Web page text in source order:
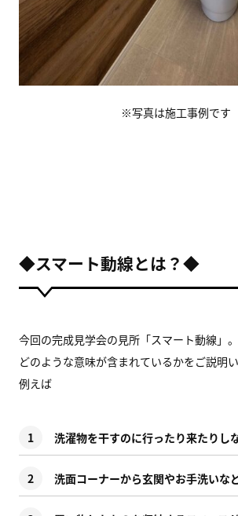
※写真は施工事例です
◆スマート動線とは？◆
今回の完成見学会の見所「スマート動線」。
どのような意味が含まれているかをご説明
例えば
洗濯物を干すのに行ったり来たりし
洗面コーナーから玄関やお手洗いな